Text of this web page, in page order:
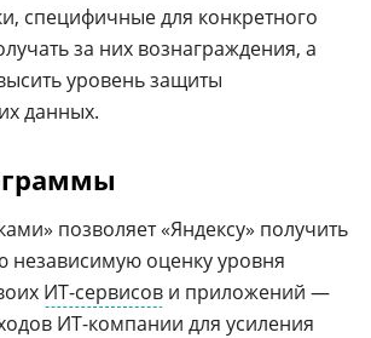
специфичные для конкретного
за них вознаграждения, а
уровень защиты
данных.
позволяет «Яндексу» получить
независимую оценку уровня
ИТ-сервисов и приложений —
ИТ-компании для усиления